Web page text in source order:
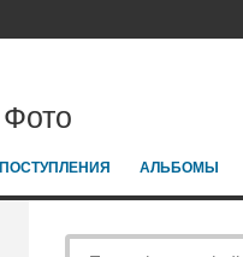
Фото
АЛЬБОМЫ